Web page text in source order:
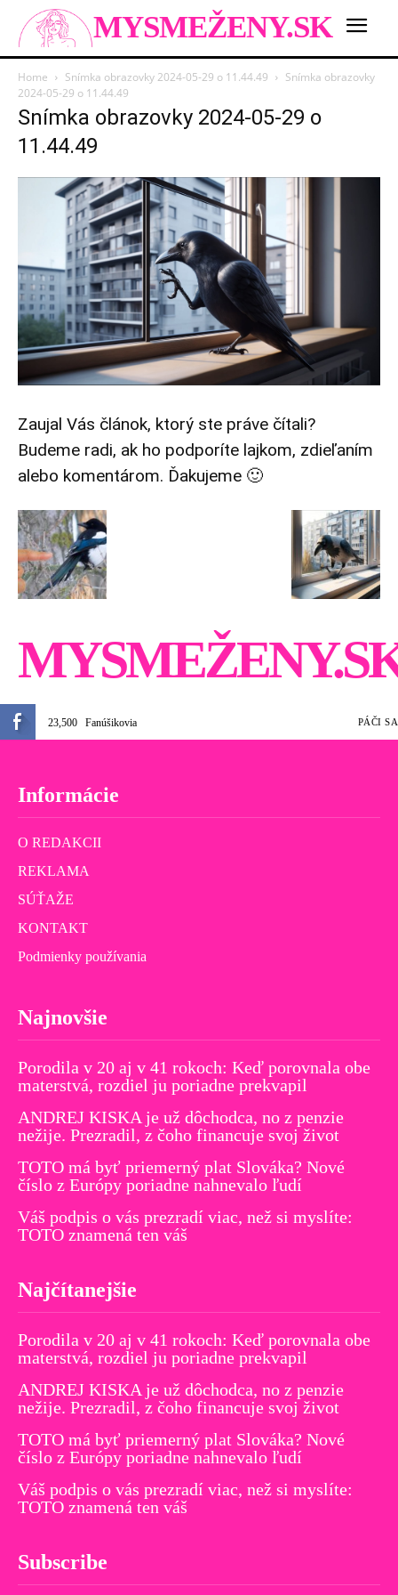
MYSMEŽENY.SK
Home Snímka obrazovky 2024-05-29 o 11.44.49
Snímka obrazovky
2024-05-29 o 11.44.49
Snímka obrazovky 2024-05-29 o
11.44.49
Zaujal Vás článok, ktorý ste práve čítali?
Budeme radi, ak ho podporíte lajkom, zdieľaním
alebo komentárom. Ďakujeme 🙂
23,500 Fanúšikovia PÁČI SA
Informácie
O REDAKCII
REKLAMA
SÚŤAŽE
KONTAKT
Podmienky používania
Najnovšie
Porodila v 20 aj v 41 rokoch: Keď porovnala obe
materstvá, rozdiel ju poriadne prekvapil
ANDREJ KISKA je už dôchodca, no z penzie
nežije. Prezradil, z čoho financuje svoj život
TOTO má byť priemerný plat Slováka? Nové
číslo z Európy poriadne nahnevalo ľudí
Váš podpis o vás prezradí viac, než si myslíte:
TOTO znamená ten váš
Najčítanejšie
Porodila v 20 aj v 41 rokoch: Keď porovnala obe
materstvá, rozdiel ju poriadne prekvapil
ANDREJ KISKA je už dôchodca, no z penzie
nežije. Prezradil, z čoho financuje svoj život
TOTO má byť priemerný plat Slováka? Nové
číslo z Európy poriadne nahnevalo ľudí
Váš podpis o vás prezradí viac, než si myslíte:
TOTO znamená ten váš
Subscribe